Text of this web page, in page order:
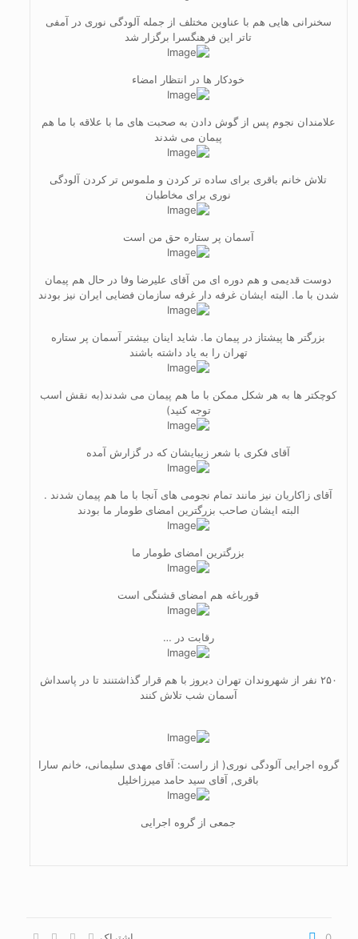
سخنرانی هایی هم با عناوین مختلف از جمله آلودگی نوری در آمفی
تاتر این فرهنگسرا برگزار شد
خودکار ها در انتظار امضاء
علامندان نجوم پس از گوش دادن به صحبت های ما با علاقه با ما هم
پیمان می شدند
تلاش خانم باقری برای ساده تر کردن و ملموس تر کردن آلودگی
نوری برای مخاطبان
آسمان پر ستاره حق من است
دوست قدیمی و هم دوره ای من آقای علیرضا وفا در حال هم پیمان
شدن با ما. البته ایشان غرفه دار غرفه سازمان فضایی ایران نیز بودند
بزرگتر ها پیشتاز در پیمان ما. شاید اینان بیشتر آسمان پر ستاره
تهران را به یاد داشته باشند
کوچکتر ها به هر شکل ممکن با ما هم پیمان می شدند(به نقش اسب
توجه کنید)
آقای فکری با شعر زیبایشان که در گزارش آمده
آقای زاکاریان نیز مانند تمام نجومی های آنجا با ما هم پیمان شدند .
البته ایشان صاحب بزرگترین امضای طومار ما بودند
بزرگترین امضای طومار ما
قورباغه هم امضای قشنگی است
رقابت در …
۲۵۰ نفر از شهروندان تهران دیروز با هم قرار گذاشتنند تا در پاسداش
آسمان شب تلاش کنند
گروه اجرایی آلودگی نوری( از راست: آقای مهدی سلیمانی، خانم سارا
باقری, آقای سید حامد میرزاخلیل
جمعی از گروه اجرایی